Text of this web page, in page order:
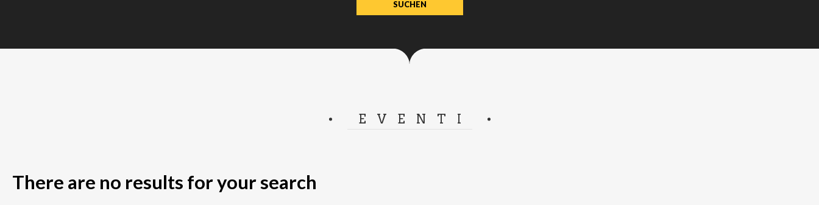
Dezimalzeichen
EVENTI
There are no results for your search